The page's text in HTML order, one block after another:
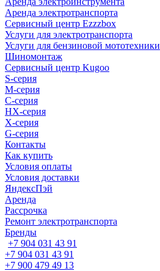
Аренда электротранспорта
Сервисный центр Ezzzbox
Услуги для электротранспорта
Услуги для бензиновой мототехники
Шиномонтаж
Сервисный центр Kugoo
S-cерия
M-серия
С-серия
HX-серия
X-серия
G-серия
Контакты
Как купить
Условия оплаты
Условия доставки
ЯндексПэй
Аренда
Рассрочка
Ремонт электротранспорта
Бренды
+7 904 031 43 91
+7 904 031 43 91
+7 900 479 49 13